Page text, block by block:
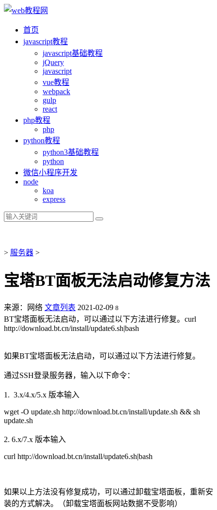
首页
javascript教程
javascript基础教程
jQuery
javascript
vue教程
webpack
gulp
react
php教程
php
python教程
python3基础教程
python
微信小程序开发
node
koa
express
> 服务器 >
宝塔BT面板无法启动修复方法
来源：网络 文章列表 2021-02-09 8
BT宝塔面板无法启动，可以通过以下方法进行修复。curl
http://download.bt.cn/install/update6.sh|bash
如果BT宝塔面板无法启动，可以通过以下方法进行修复。
通过SSH登录服务器，输入以下命令：
1. 3.x/4.x/5.x 版本输入
wget -O update.sh http://download.bt.cn/install/update.sh && sh
update.sh
2. 6.x/7.x 版本输入
curl http://download.bt.cn/install/update6.sh|bash
如果以上方法没有修复成功，可以通过卸载宝塔面板，重新安
装的方式解决。（卸载宝塔面板网站数据不受影响）